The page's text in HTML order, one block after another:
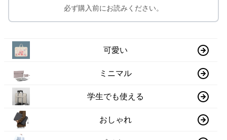
必ず購入前にお読みください。
可愛い
ミニマル
学生でも使える
おしゃれ